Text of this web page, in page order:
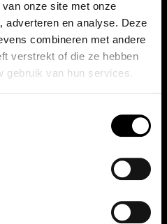
onze site met onze
adverteren en analyse. Deze
combineren met andere
verstrekt of die ze hebben
gebruik van hun services.